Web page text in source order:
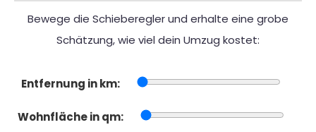
Bewege die Schieberegler und erhalte eine grobe
Schätzung, wie viel dein Umzug kostet:
Entfernung in km:
Wohnfläche in qm: